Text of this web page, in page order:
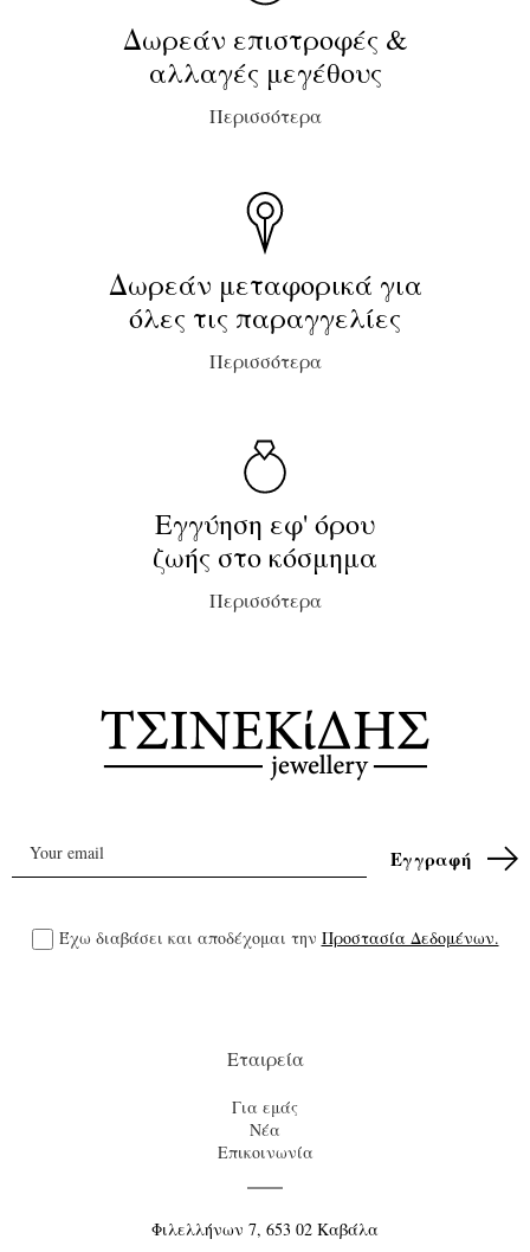
Δωρεάν επιστροφές &
αλλαγές μεγέθους
Περισσότερα
Δωρεάν μεταφορικά για
όλες τις παραγγελίες
Περισσότερα
Εγγύηση εφ' όρου
ζωής στο κόσμημα
Περισσότερα
Έχω διαβάσει και αποδέχομαι την Προστασία Δεδομένων.
Εταιρεία
Για εμάς
Νέα
Επικοινωνία
Φιλελλήνων 7, 653 02 Καβάλα